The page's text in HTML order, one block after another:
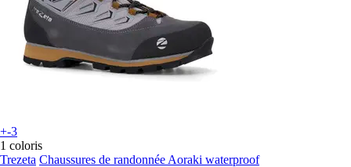
+-3
1 coloris
Trezeta Chaussures de randonnée Aoraki waterproof